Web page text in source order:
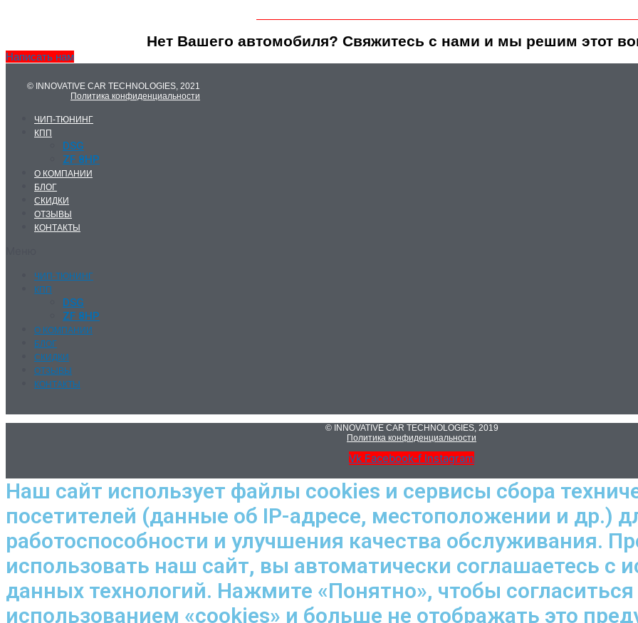
Нет Вашего автомобиля? Свяжитесь с нами и мы решим этот
Написать нам
© INNOVATIVE CAR TECHNOLOGIES, 2021
Политика конфиденциальности
ЧИП-ТЮНИНГ
КПП
DSG
ZF 8HP
О КОМПАНИИ
БЛОГ
СКИДКИ
ОТЗЫВЫ
КОНТАКТЫ
ЧИП-ТЮНИНГ
КПП
DSG
ZF 8HP
О КОМПАНИИ
БЛОГ
СКИДКИ
ОТЗЫВЫ
КОНТАКТЫ
© INNOVATIVE CAR TECHNOLOGIES, 2019
Политика конфиденциальности
Vk Facebook-f Instagram
Наш сайт использует файлы cookies и сервисы сбора
посетителей (данные об IP-адресе, местоположении и др.)
работоспособности и улучшения качества обслуживания.
использовать наш сайт, вы автоматически соглашаетесь с
данных технологий. Нажмите «Понятно», чтобы согласиться
использованием «cookies» и больше не отображать это